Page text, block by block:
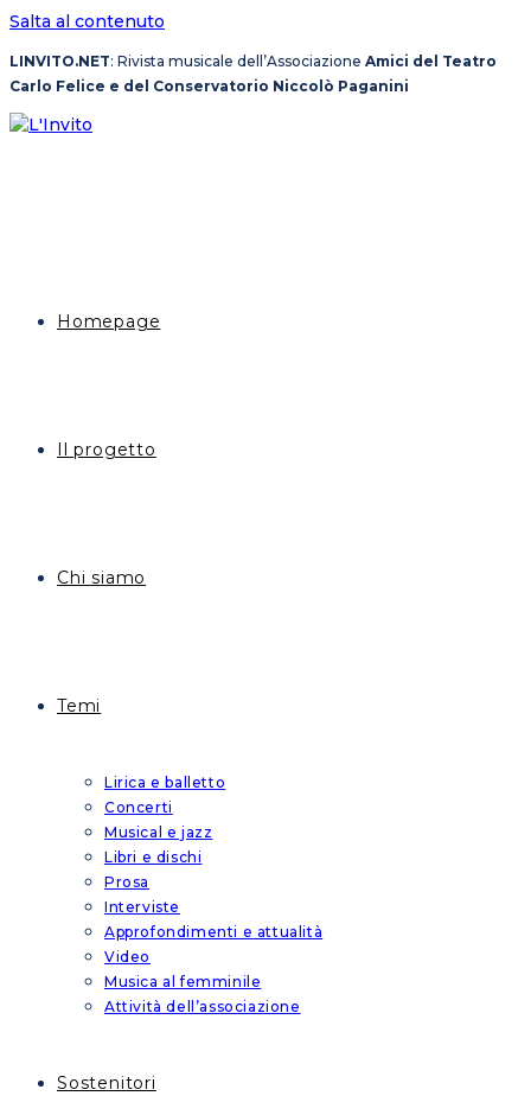
Salta al contenuto
LINVITO.NET: Rivista musicale dell’Associazione Amici del Teatro
Carlo Felice e del Conservatorio Niccolò Paganini
Homepage
Il progetto
Chi siamo
Temi
Lirica e balletto
Concerti
Musical e jazz
Libri e dischi
Prosa
Interviste
Approfondimenti e attualità
Video
Musica al femminile
Attività dell’associazione
Sostenitori